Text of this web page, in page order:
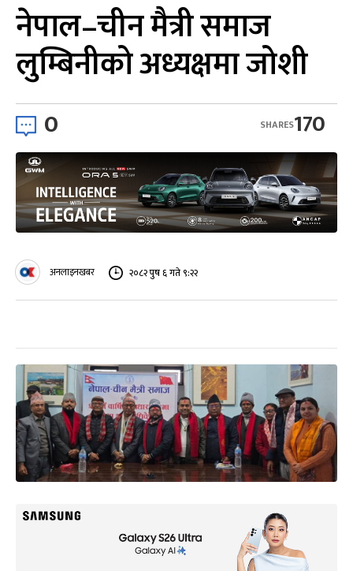
नेपाल–चीन मैत्री समाज
लुम्बिनीको अध्यक्षमा जोशी
0 170
SHARES
अनलाइनखबर २०८२ पुष ६ गते ९:२२